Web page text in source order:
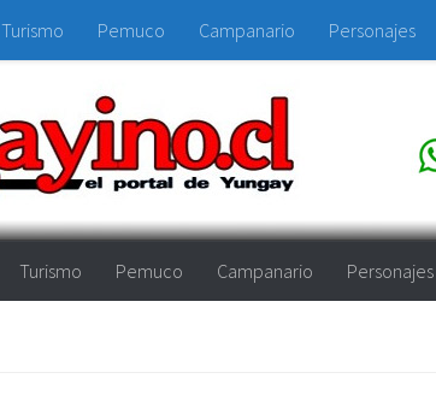
Turismo Pemuco Campanario Personajes
Turismo Pemuco Campanario Personajes